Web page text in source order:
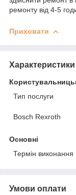
ремонту від 4-5
Приховати
Характеристики
Тип послуги
Bosch Rexroth
Основні
Термін виконання
Умови оплати